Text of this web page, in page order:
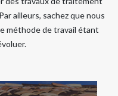
ailleurs, sachez que nous
méthode de travail étant